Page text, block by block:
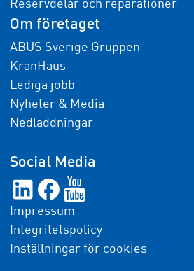
Reservdelar och reparationer
Om företaget
ABUS Sverige Gruppen
KranHaus
Lediga jobb
Nyheter & Media
Nedladdningar
Social Media
Impressum
Integritetspolicy
Inställningar för cookies